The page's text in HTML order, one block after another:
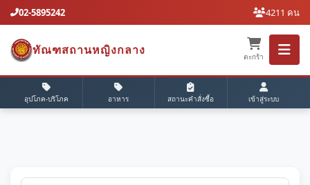
02-5895242 4211 คน
ทัณฑสถานหญิงกลาง
ตะกร้า
อุปโภค-บริโภค อาหาร สถานะคำสั่งซื้อ เข้าสู่ระบบ